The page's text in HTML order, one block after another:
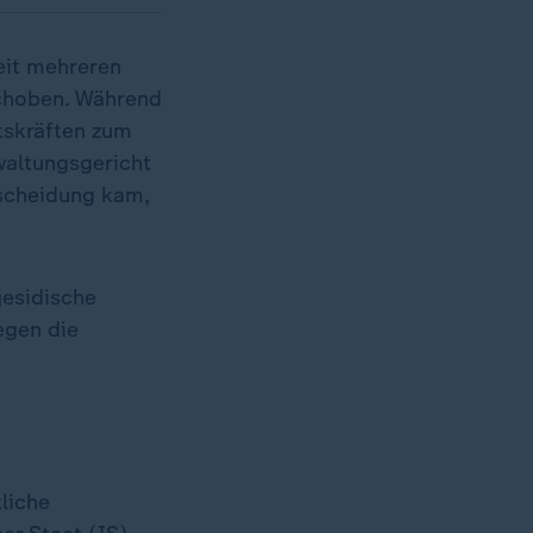
mehreren
Während
zum
kam,
die